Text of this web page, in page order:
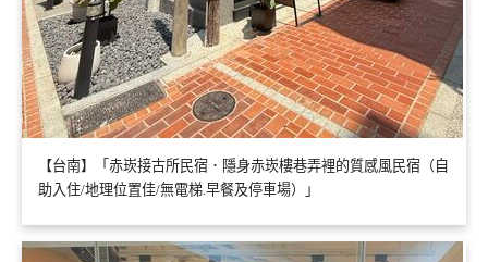
【台南】「赤崁接古所民宿．隱身赤崁樓巷弄裡的質感風民宿（自
助入住/地理位置佳/無電梯.早餐及停車場）」